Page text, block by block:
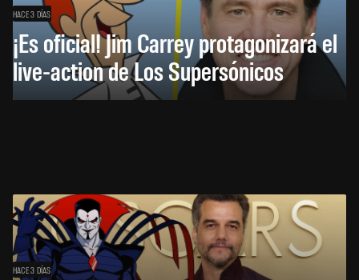
HACE 3 DÍAS
¡Es oficial! Jim Carrey protagonizará el
live-action de Los Supersónicos
HACE 3 DÍAS